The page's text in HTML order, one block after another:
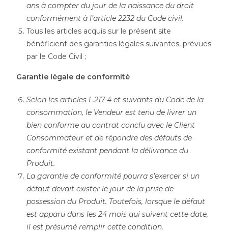
ans à compter du jour de la naissance du droit
conformément à l’article 2232 du Code civil.
Tous les articles acquis sur le présent site
bénéficient des garanties légales suivantes, prévues
par le Code Civil ;
Garantie légale de conformité
Selon les articles L.217-4 et suivants du Code de la
consommation, le Vendeur est tenu de livrer un
bien conforme au contrat conclu avec le Client
Consommateur et de répondre des défauts de
conformité existant pendant la délivrance du
Produit.
La garantie de conformité pourra s’exercer si un
défaut devait exister le jour de la prise de
possession du Produit. Toutefois, lorsque le défaut
est apparu dans les 24 mois qui suivent cette date,
il est présumé remplir cette condition.